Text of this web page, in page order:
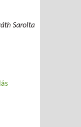
Sarolta